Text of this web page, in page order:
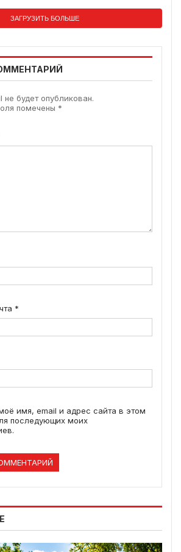
ЗАГРУЗИТЬ БОЛЬШЕ
будет опубликован.
помечены *
*
имя, email и адрес сайта в этом
последующих моих